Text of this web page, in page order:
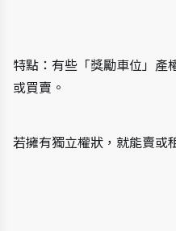
特點：有些「獎勵車位」產
或買賣。
若擁有獨立權狀，就能賣或